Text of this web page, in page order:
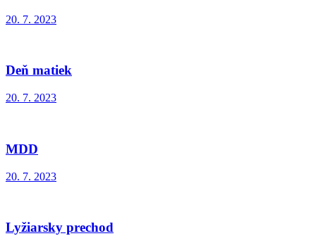
20. 7. 2023
Deň matiek
20. 7. 2023
MDD
20. 7. 2023
Lyžiarsky prechod